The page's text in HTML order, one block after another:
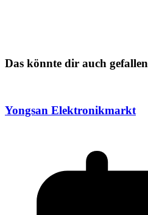
Das könnte dir auch gefallen
Yongsan Elektronikmarkt